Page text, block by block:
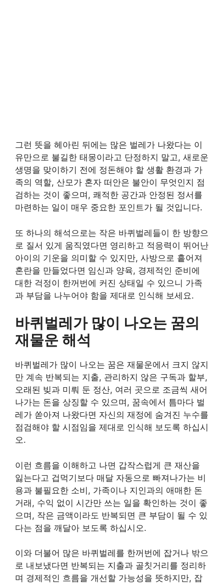
그런 뜻을 헤아린 뒤에는 많은 벌레가 나왔다는 이
유만으로 불길한 태몽이라고 단정하지 말고, 새로운
생명을 맞이하기 전에 정돈해야 할 생활 환경과 가
족의 역할, 산모가 혼자 떠안은 불안이 무엇인지 점
검하는 것이 좋으며, 쾌적한 공간과 안정된 정서를
마련하는 일이 매우 중요한 포인트가 될 것입니다.
또 하나의 해석으로는 작은 바퀴벌레들이 한 방향으
로 질서 있게 움직였다면 영리하고 적응력이 뛰어난
아이의 기운을 의미할 수 있지만, 사방으로 흩어져
혼란을 만들었다면 임신과 양육, 경제적인 준비에
대한 걱정이 한꺼번에 커진 상태일 수 있으니 가족
과 부담을 나누어야 함을 제대로 인식해 보세요.
바퀴벌레가 많이 나오는 꿈의
재물운 해석
바퀴벌레가 많이 나오는 꿈은 재물운에서 크지 않지
만 계속 반복되는 지출, 관리하지 않은 구독과 할부,
오래된 빚과 미뤄 둔 정산, 여러 곳으로 조금씩 새어
나가는 돈을 상징할 수 있으며, 꿈속에서 틈마다 벌
레가 쏟아져 나왔다면 자신의 재정에 숨겨진 누수를
점검해야 할 시점임을 제대로 인식해 보도록 하십시
오.
이런 흐름을 이해하고 나면 갑작스럽게 큰 재산을
잃는다고 겁먹기보다 매달 자동으로 빠져나가는 비
용과 불필요한 소비, 가족이나 지인과의 애매한 돈
거래, 수익 없이 시간만 쓰는 일을 확인하는 것이 좋
으며, 작은 금액이라도 반복되면 큰 부담이 될 수 있
다는 점을 깨달아 보도록 하십시오.
이와 더불어 많은 바퀴벌레를 한꺼번에 잡거나 밖으
로 내보냈다면 반복되는 지출과 골칫거리를 정리하
며 경제적인 흐름을 개선할 가능성을 뜻하지만, 잡